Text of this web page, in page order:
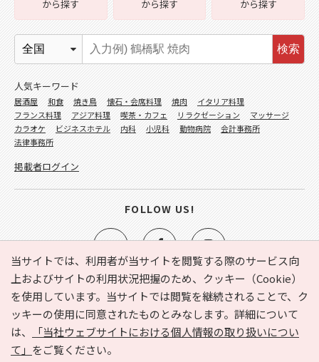
当サイトでは、利用者が当サイトを閲覧する際のサービス向
上およびサイトの利用状況把握のため、クッキー（Cookie）
を使用しています。当サイトでは閲覧を継続されることで、ク
ッキーの使用に同意されたものとみなします。詳細について
は、
「当社ウェブサイトにおける個人情報の取り扱いについ
て」 をご覧ください。
e-NAVITA（イーナビタ）とは？ お気に入り
ヘルプ
利用規約
個人情報の取り扱いについて
運営会社
サイトマップ
広告掲載に関するお問い合わせ
から探す
から探す
から探す
検索
人気キーワード
居酒屋 和食 焼き鳥 懐石・会席料理 焼肉
イタリア料理
フランス料理
アジア料理 喫茶・カフェ リラクゼーション
マッサージ
カラオケ
ビジネスホテル 内科 小児科 動物病院
会計事務所
法律事務所
掲載者ログイン
FOLLOW US!